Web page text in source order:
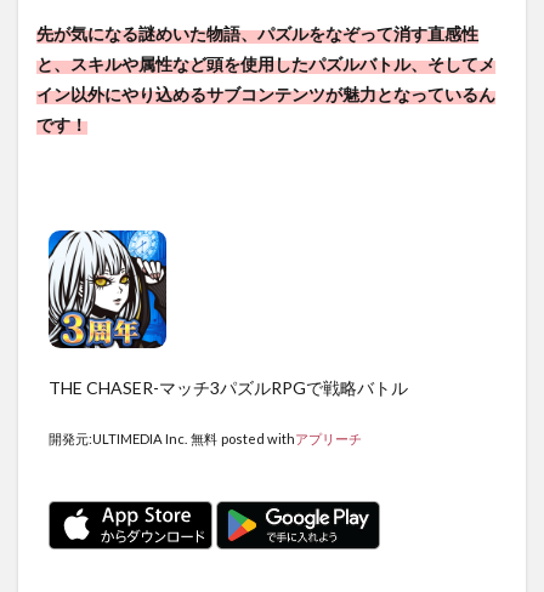
先が気になる謎めいた物語、パズルをなぞって消す直感性
と、スキルや属性など頭を使用したパズルバトル、そしてメ
イン以外にやり込めるサブコンテンツが魅力となっているん
です！
THE CHASER-マッチ3パズルRPGで戦略バトル
開発元:ULTIMEDIA Inc. 無料 posted withアプリーチ